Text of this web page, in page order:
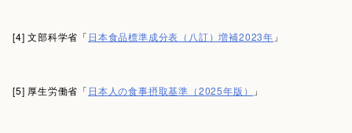
[4] 文部科学省「 日本食品標準成分表（八訂）増補2023年 」
[5] 厚生労働省「 日本人の食事摂取基準（2025年版） 」